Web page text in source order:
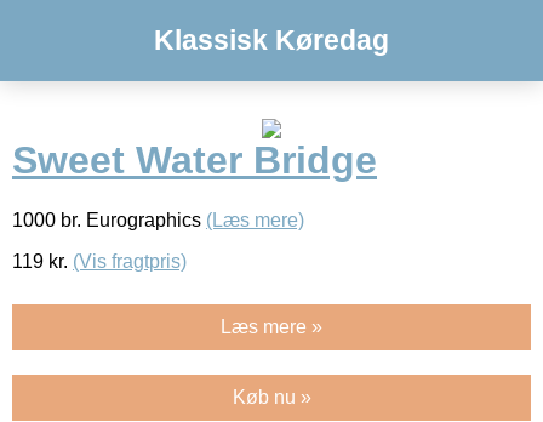
Klassisk Køredag
Sweet Water Bridge
1000 br. Eurographics (Læs mere)
119 kr. (Vis fragtpris)
Læs mere »
Køb nu »